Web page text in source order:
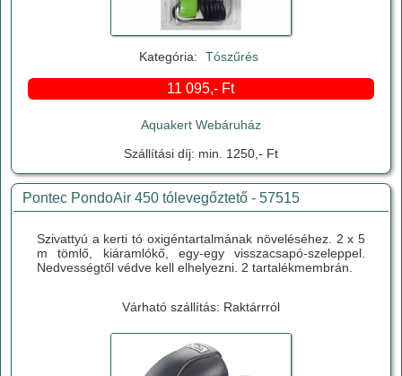
Kategória: Tószűrés
11 095,- Ft
Aquakert Webáruház
Szállítási díj: min. 1250,- Ft
Pontec PondoAir 450 tólevegőztető - 57515
Szivattyú a kerti tó oxigéntartalmának növeléséhez. 2 x 5
m tömlő, kiáramlókő, egy-egy visszacsapó-szeleppel.
Nedvességtől védve kell elhelyezni. 2 tartalékmembrán.
Várható szállítás: Raktárrról